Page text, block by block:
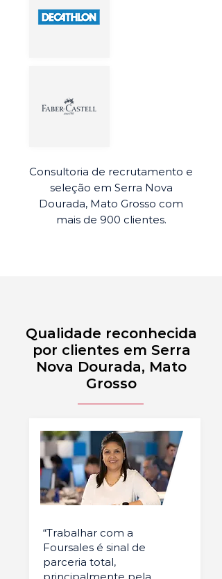
Consultoria de recrutamento e
seleção em Serra Nova
Dourada, Mato Grosso com
mais de 900 clientes.
Qualidade reconhecida
por clientes em Serra
Nova Dourada, Mato
Grosso
“Trabalhar com a
Foursales é sinal de
parceria total,